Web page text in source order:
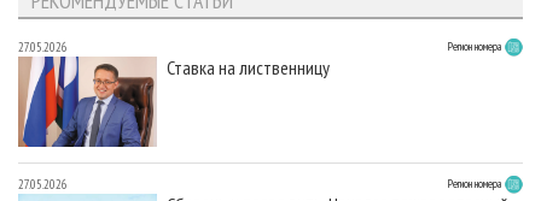
27.05.2026 Регион номера
Ставка на лиственницу
27.05.2026 Регион номера